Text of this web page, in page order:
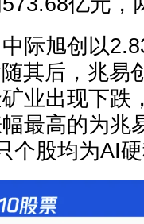
际旭创以
其后，兆易
业出现下跌
最高的为兆
个股均为AI